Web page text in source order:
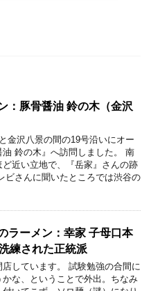
：豚骨醤油 鈴の木（金沢
金沢八景の間の19号沿いにオー
油 鈴の木』へ訪問しました。 南
近い立地で、『岳家』さんの跡
ビさんに聞いたところでは渋谷の
ラーメン：幸家 子母口本
練された正統派
しています。 試験勉強の合間に
かな、ということで外出。ちなみ